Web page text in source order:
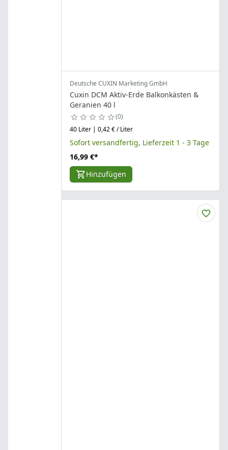
Deutsche CUXIN Marketing GmbH
Cuxin DCM Aktiv-Erde Balkonkästen &
Geranien 40 l
0
40 Liter | 0,42 € / Liter
Sofort versandfertig, Lieferzeit 1 - 3 Tage
16,99 €*
Hinzufügen